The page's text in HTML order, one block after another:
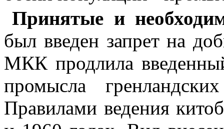
Принятые и
был введен запрет на
МКК продлила
промысла
Правилами ведения